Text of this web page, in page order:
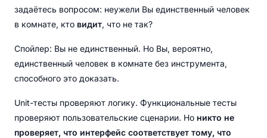
задаётесь вопросом: неужели Вы единственный человек
в комнате, кто видит, что не так?
Спойлер: Вы не единственный. Но Вы, вероятно,
единственный человек в комнате без инструмента,
способного это доказать.
Unit-тесты проверяют логику. Функциональные тесты
проверяют пользовательские сценарии. Но никто не
проверяет, что интерфейс соответствует тому, что